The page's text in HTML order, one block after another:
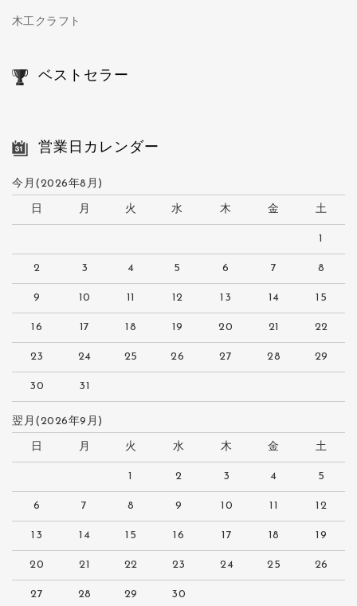
木工クラフト
ベストセラー
営業日カレンダー
今月(2026年8月)
日 月 火 水 木 金 土
1
2 3 4 5 6 7 8
9 10 11 12 13 14 15
16 17 18 19 20 21 22
23 24 25 26 27 28 29
30 31
翌月(2026年9月)
日 月 火 水 木 金 土
1 2 3 4 5
6 7 8 9 10 11 12
13 14 15 16 17 18 19
20 21 22 23 24 25 26
27 28 29 30